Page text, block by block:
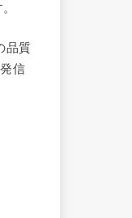
品質
信